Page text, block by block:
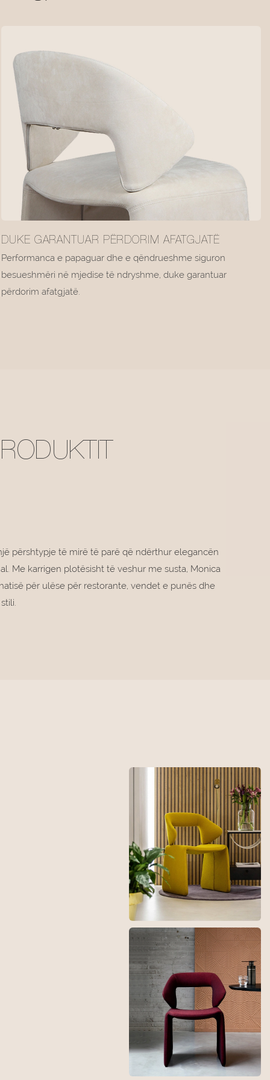
DUKE GARANTUAR PËRDORIM AFATGJATË
Performanca e papaguar dhe e qëndrueshme siguron
besueshmëri në mjedise të ndryshme, duke garantuar
përdorim afatgjatë.
përshtypje të mirë të parë që ndërthur elegancën
Me karrigen plotësisht të veshur me susta, Monica
për ulëse për restorante, vendet e punës dhe